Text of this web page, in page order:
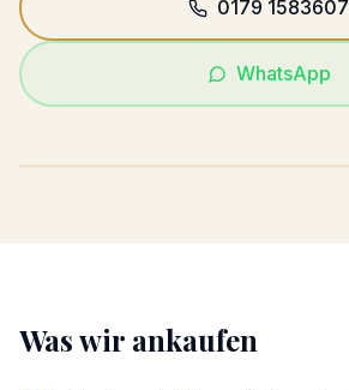
0179 1583607
WhatsApp
Was wir ankaufen